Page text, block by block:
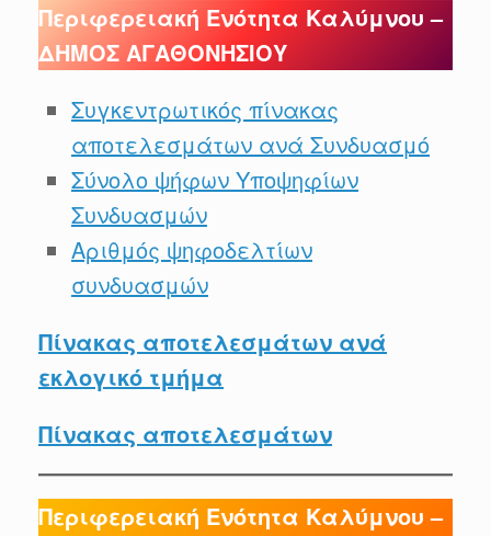
Περιφερειακή Ενότητα Καλύμνου –
ΔΗΜΟΣ ΑΓΑΘΟΝΗΣΙΟΥ
Συγκεντρωτικός πίνακας
αποτελεσμάτων ανά Συνδυασμό
Σύνολο ψήφων Υποψηφίων
Συνδυασμών
Αριθμός ψηφοδελτίων
συνδυασμών
Πίνακας αποτελεσμάτων ανά
εκλογικό τμήμα
Πίνακας αποτελεσμάτων
Περιφερειακή Ενότητα Καλύμνου –